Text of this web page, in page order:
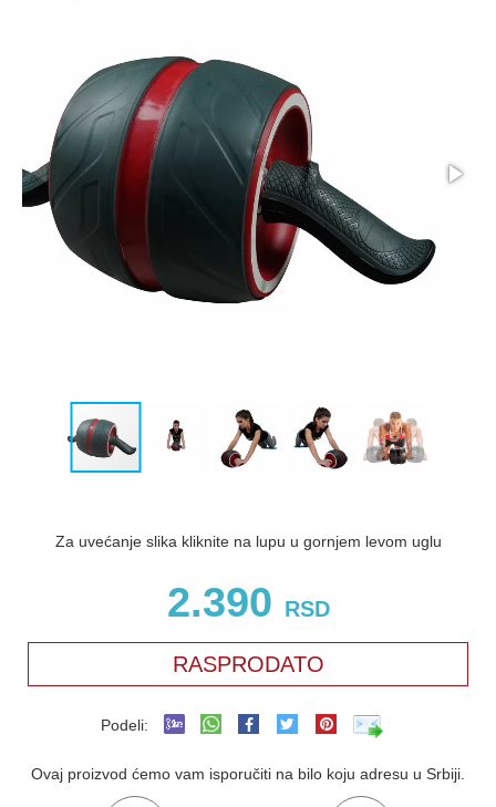
Za uvećanje slika kliknite na lupu u gornjem levom uglu
2.390 RSD
RASPRODATO
Podeli:
Ovaj proizvod ćemo vam isporučiti na bilo koju adresu u Srbiji.